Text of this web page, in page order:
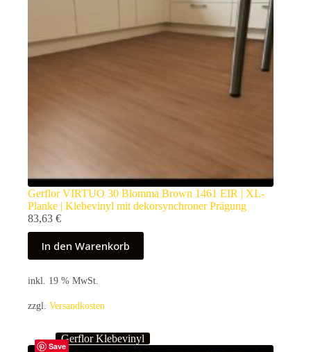
Gerflor VIRTUO 30 Blomma Brown 1461 EIR | XL-
Planke | Klebevinyl mit dekorsynchroner Prägung
83,63 €
In den Warenkorb
inkl. 19 % MwSt.
zzgl. Versandkosten
Save
Gerflor Klebevinyl